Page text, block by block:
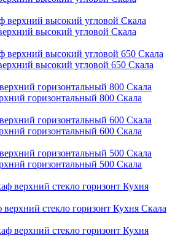
высокий угловой Скала
высокий угловой 650 Скала
горизонтальный 800 Скала
горизонтальный 600 Скала
горизонтальный 500 Скала
стекло горизонт Кухня Скала